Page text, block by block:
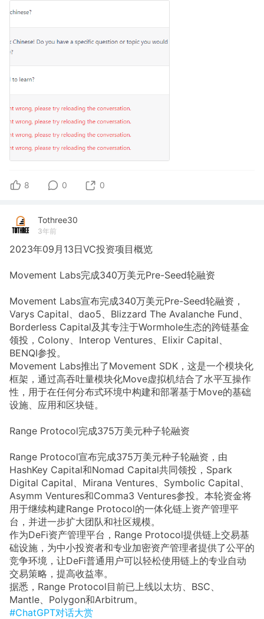
8 0 0
Tothree30
3年前
2023年09月13日VC投资项目概览
Movement Labs完成340万美元Pre-Seed轮融资
Movement Labs宣布完成340万美元Pre-Seed轮融资，
Varys Capital、dao5、Blizzard The Avalanche Fund、
Borderless Capital及其专注于Wormhole生态的跨链基金
领投，Colony、Interop Ventures、Elixir Capital、
BENQI参投。
Movement Labs推出了Movement SDK，这是一个模块化
框架，通过高吞吐量模块化Move虚拟机结合了水平互操作
性，用于在任何分布式环境中构建和部署基于Move的基础
设施、应用和区块链。
Range Protocol完成375万美元种子轮融资
Range Protocol宣布完成375万美元种子轮融资，由
HashKey Capital和Nomad Capital共同领投，Spark
Digital Capital、Mirana Ventures、Symbolic Capital、
Asymm Ventures和Comma3 Ventures参投。本轮资金将
用于继续构建Range Protocol的一体化链上资产管理平
台，并进一步扩大团队和社区规模。
作为DeFi资产管理平台，Range Protocol提供链上交易基
础设施，为中小投资者和专业加密资产管理者提供了公平的
竞争环境，让DeFi普通用户可以轻松使用链上的专业自动
交易策略，提高收益率。
据悉，Range Protocol目前已上线以太坊、BSC、
Mantle、Polygon和Arbitrum。
#ChatGPT对话大赏